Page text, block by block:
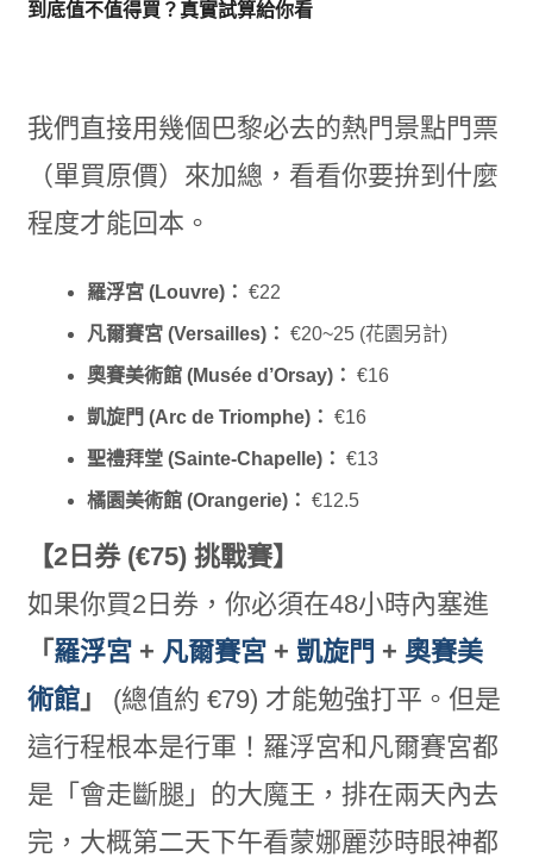
到底值不值得買？真實試算給你看
我們直接用幾個巴黎必去的熱門景點門票
（單買原價）來加總，看看你要拚到什麼
程度才能回本。
羅浮宮 (Louvre)： €22
凡爾賽宮 (Versailles)： €20~25 (花園另計)
奧賽美術館 (Musée d’Orsay)： €16
凱旋門 (Arc de Triomphe)： €16
聖禮拜堂 (Sainte-Chapelle)： €13
橘園美術館 (Orangerie)： €12.5
【2日券 (€75) 挑戰賽】
如果你買2日券，你必須在48小時內塞進
「 羅浮宮+ 凡爾賽宮+ 凱旋門 + 奧賽美
術館」
(總值約 €79) 才能勉強打平。但是
這行程根本是行軍！羅浮宮和凡爾賽宮都
是「會走斷腿」的大魔王，排在兩天內去
完，大概第二天下午看蒙娜麗莎時眼神都